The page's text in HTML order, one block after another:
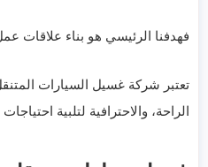
فهدفنا الرئيسي هو بناء علاقات
تعتبر شركة غسيل السيارات
الراحة، والاحترافية لتلبية